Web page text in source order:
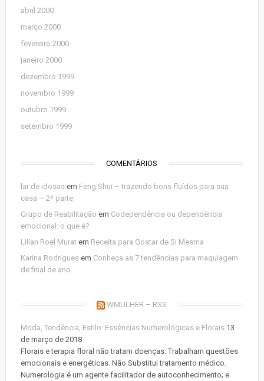
abril 2000
março 2000
fevereiro 2000
janeiro 2000
dezembro 1999
novembro 1999
outubro 1999
setembro 1999
COMENTÁRIOS
lar de idosasem Feng Shui – trazendo bons fluídos para sua
casa – 2ª parte
Grupo de Reabilitação em Codependência ou dependência
emocional: o que é?
Lilian Roel Muratem Receita para Gostar de Si Mesma
Karina Rodriguesem Conheça as 7 tendências para maquiagem
de final de ano
WMULHER – RSS
Moda, Tendência, Estilo: Essências Numerológicas e Florais 13
de março de 2018
Florais e terapia floral não tratam doenças. Trabalham questões
emocionais e energéticas. Não Substitui tratamento médico.
Numerologia é um agente facilitador de autoconhecimento; e